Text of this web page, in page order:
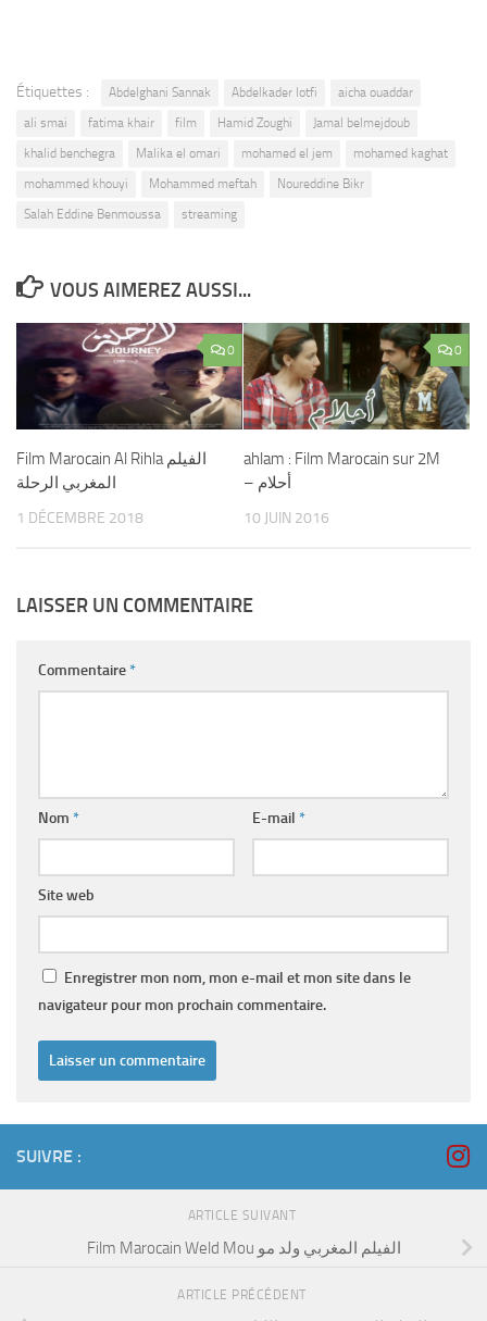
Étiquettes : Abdelghani Sannak Abdelkader lotfi
aicha ouaddar
ali smai
fatima khair film Hamid Zoughi
Jamal belmejdoub
khalid benchegra
Malika el omari mohamed el jem
mohamed kaghat
mohammed khouyi
Mohammed meftah
Noureddine Bikr
Salah Eddine Benmoussa
streaming
VOUS AIMEREZ AUSSI...
0
Film Marocain Al Rihla الفيلم
المغربي الرحلة
1 DÉCEMBRE 2018
0
ahlam : Film Marocain sur 2M
– أحلام
10 JUIN 2016
LAISSER UN COMMENTAIRE
Commentaire*
Nom * E-mail *
Site web
Enregistrer mon nom, mon e-mail et mon site dans le
navigateur pour mon prochain commentaire.
SUIVRE :
ARTICLE SUIVANT
Film Marocain Weld Mou الفيلم المغربي ولد مو
ARTICLE PRÉCÉDENT